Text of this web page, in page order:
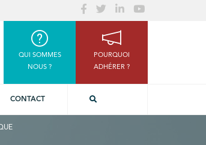
QUI SOMMES
NOUS ?
POURQUOI
ADHÉRER ?
CONTACT